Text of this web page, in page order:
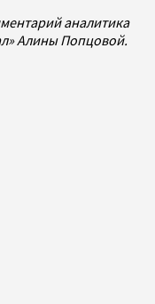
аналитика
Алины Попцовой.